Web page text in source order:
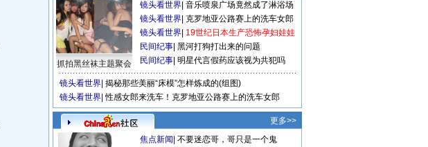
抓拍黑丝袜主题聚会
镜头看世界 音乐喷泉广场竟然成了淋浴场
镜头看世界 克罗地亚公路赛上的洗车女郎
镜头看世界 19世纪日本生产恐怖孕妇娃娃
民间纪事 黑河打狗打出来的问题
民间纪事 明星代言假药应该视为共犯吗
镜头看世界 揭秘那些美丽“床模”怎样炼成的(组图)
镜头看世界 性感女郎来洗车！克罗地亚公路赛上的洗车女郎
更多>>
焦点新闻 不要迷恋哥，哥只是一个鬼